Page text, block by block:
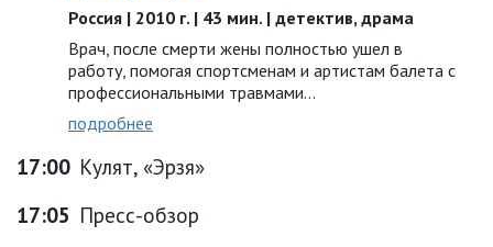
Россия | 2010 г. | 43 мин. | детектив, драма
Врач, после смерти жены полностью ушел в
работу, помогая спортсменам и артистам балета с
профессиональными травмами...
подробнее
17:00 Кулят, «Эрзя»
17:05 Пресс-обзор